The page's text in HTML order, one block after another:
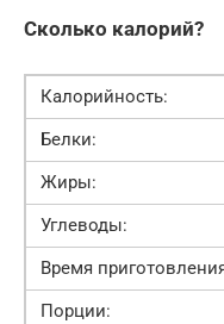
Сколько калорий?
Калорийность:
Белки:
Жиры:
Углеводы:
Время
Порции: